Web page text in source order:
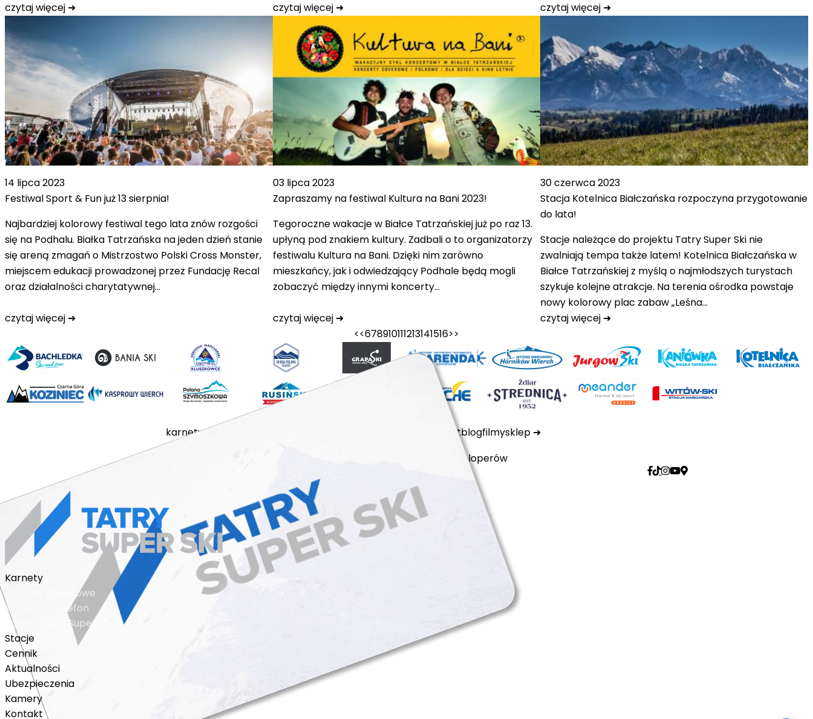
czytaj więcej ➜
czytaj więcej ➜
czytaj więcej ➜
14 lipca 2023
Festiwal Sport & Fun już 13 sierpnia!
Najbardziej kolorowy festiwal tego lata znów rozgości
się na Podhalu. Białka Tatrzańska na jeden dzień stanie
się areną zmagań o Mistrzostwo Polski Cross Monster,
miejscem edukacji prowadzonej przez Fundację Recal
oraz działalności charytatywnej…
czytaj więcej ➜
03 lipca 2023
Zapraszamy na festiwal Kultura na Bani 2023!
Tegoroczne wakacje w Białce Tatrzańskiej już po raz 13.
upłyną pod znakiem kultury. Zadbali o to organizatorzy
festiwalu Kultura na Bani. Dzięki nim zarówno
mieszkańcy, jak i odwiedzający Podhale będą mogli
zobaczyć między innymi koncerty…
czytaj więcej ➜
30 czerwca 2023
Stacja Kotelnica Białczańska rozpoczyna przygotowanie
do lata!
Stacje należące do projektu Tatry Super Ski nie
zwalniają tempa także latem! Kotelnica Białczańska w
Białce Tatrzańskiej z myślą o najmłodszych turystach
szykuje kolejne atrakcje. Na terenia ośrodka powstaje
nowy kolorowy plac zabaw „Leśna…
czytaj więcej ➜
<<678910111213141516>>
karnetystacje kontaktblogfilmysklep
dla developerów
Karnety
Karnety pakietowe
Karnet na telefon
Karnet Tatry Super Ski
Stacje
Cennik
Aktualności
Ubezpieczenia
Kamery
Kontakt